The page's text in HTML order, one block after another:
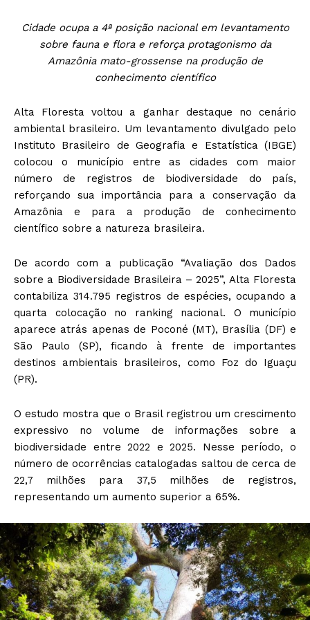
Cidade ocupa a 4ª posição nacional em levantamento
sobre fauna e flora e reforça protagonismo da
Amazônia mato-grossense na produção de
conhecimento científico
Alta Floresta voltou a ganhar destaque no cenário
ambiental brasileiro. Um levantamento divulgado pelo
Instituto Brasileiro de Geografia e Estatística (IBGE)
colocou o município entre as cidades com maior
número de registros de biodiversidade do país,
reforçando sua importância para a conservação da
Amazônia e para a produção de conhecimento
científico sobre a natureza brasileira.
De acordo com a publicação “Avaliação dos Dados
sobre a Biodiversidade Brasileira – 2025”, Alta Floresta
contabiliza 314.795 registros de espécies, ocupando a
quarta colocação no ranking nacional. O município
aparece atrás apenas de Poconé (MT), Brasília (DF) e
São Paulo (SP), ficando à frente de importantes
destinos ambientais brasileiros, como Foz do Iguaçu
(PR).
O estudo mostra que o Brasil registrou um crescimento
expressivo no volume de informações sobre a
biodiversidade entre 2022 e 2025. Nesse período, o
número de ocorrências catalogadas saltou de cerca de
22,7 milhões para 37,5 milhões de registros,
representando um aumento superior a 65%.